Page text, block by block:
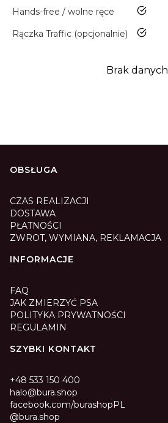
Hands-free / wolne ręce
tak
Rączka Traffic (opcjonalnie) tak
Brak danych
Linki w stopce
OBSŁUGA
CZAS REALIZACJI
DOSTAWA
PŁATNOŚCI
ZWROT, WYMIANA, REKLAMACJA
INFORMACJE
FAQ
JAK ZMIERZYĆ PSA
POLITYKA PRYWATNOŚCI
REGULAMIN
SZYBKI KONTAKT
+48 533 150 400
halo@bura.shop
facebook.com/burashopPL
@bura.shop